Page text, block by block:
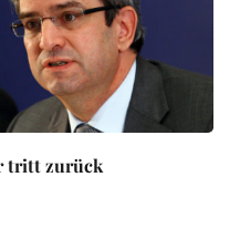
tritt zurück